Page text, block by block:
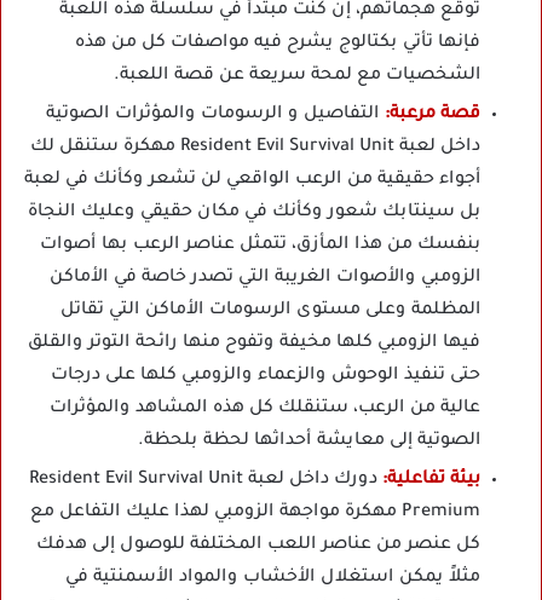
توقع هجماتهم، إن كنت مبتدأ في سلسلة هذه اللعبة
فإنها تأتي بكتالوج يشرح فيه مواصفات كل من هذه
الشخصيات مع لمحة سريعة عن قصة اللعبة.
قصة مرعبة: التفاصيل و الرسومات والمؤثرات الصوتية
داخل لعبة Resident Evil Survival Unit مهكرة ستنقل لك
أجواء حقيقية من الرعب الواقعي لن تشعر وكأنك في لعبة
بل سينتابك شعور وكأنك في مكان حقيقي وعليك النجاة
بنفسك من هذا المأزق، تتمثل عناصر الرعب بها أصوات
الزومبي والأصوات الغريبة التي تصدر خاصة في الأماكن
المظلمة وعلى مستوى الرسومات الأماكن التي تقاتل
فيها الزومبي كلها مخيفة وتفوح منها رائحة التوتر والقلق
حتى تنفيذ الوحوش والزعماء والزومبي كلها على درجات
عالية من الرعب، ستنقلك كل هذه المشاهد والمؤثرات
الصوتية إلى معايشة أحداثها لحظة بلحظة.
بيئة تفاعلية:
دورك داخل لعبة Resident Evil Survival Unit
Premium مهكرة مواجهة الزومبي لهذا عليك التفاعل مع
كل عنصر من عناصر اللعب المختلفة للوصول إلى هدفك
مثلاً يمكن استغلال الأخشاب والمواد الأسمنتية في